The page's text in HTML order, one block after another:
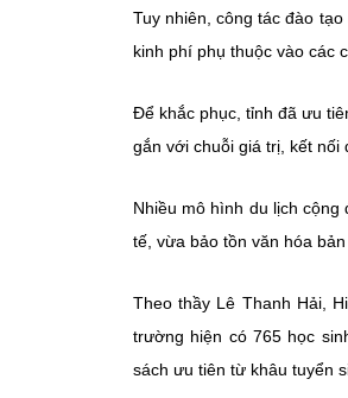
Tuy nhiên, công tác đào
kinh phí phụ thuộc vào các
Để khắc phục, tỉnh đã ưu
gắn với chuỗi giá trị , kết
Nhiều mô hình du lịch cộng
tế, vừa bảo tồn văn hóa bản
Theo thầy Lê Thanh Hải,
trường hiện có 765 học
sách ưu tiên từ khâu tuyển